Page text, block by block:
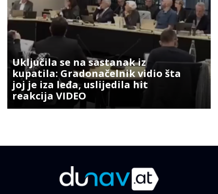
Uključila se na sastanak iz
kupatila: Gradonačelnik vidio šta
joj je iza leđa, uslijedila hit
reakcija VIDEO